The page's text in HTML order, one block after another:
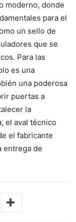
moderno, donde
para el
un sello de
que se
Para las
es una
una poderosa
puertas a
la
el aval técnico
el fabricante
entrega de